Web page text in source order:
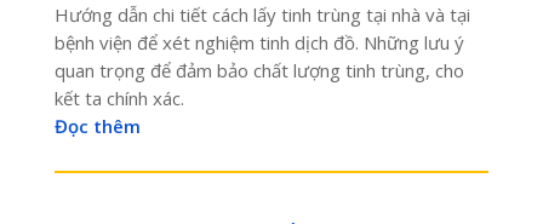
Hướng dẫn chi tiết cách lấy tinh trùng tại nhà và tại
bệnh viện để xét nghiệm tinh dịch đồ. Những lưu ý
quan trọng để đảm bảo chất lượng tinh trùng, cho
kết ta chính xác.
Đọc thêm